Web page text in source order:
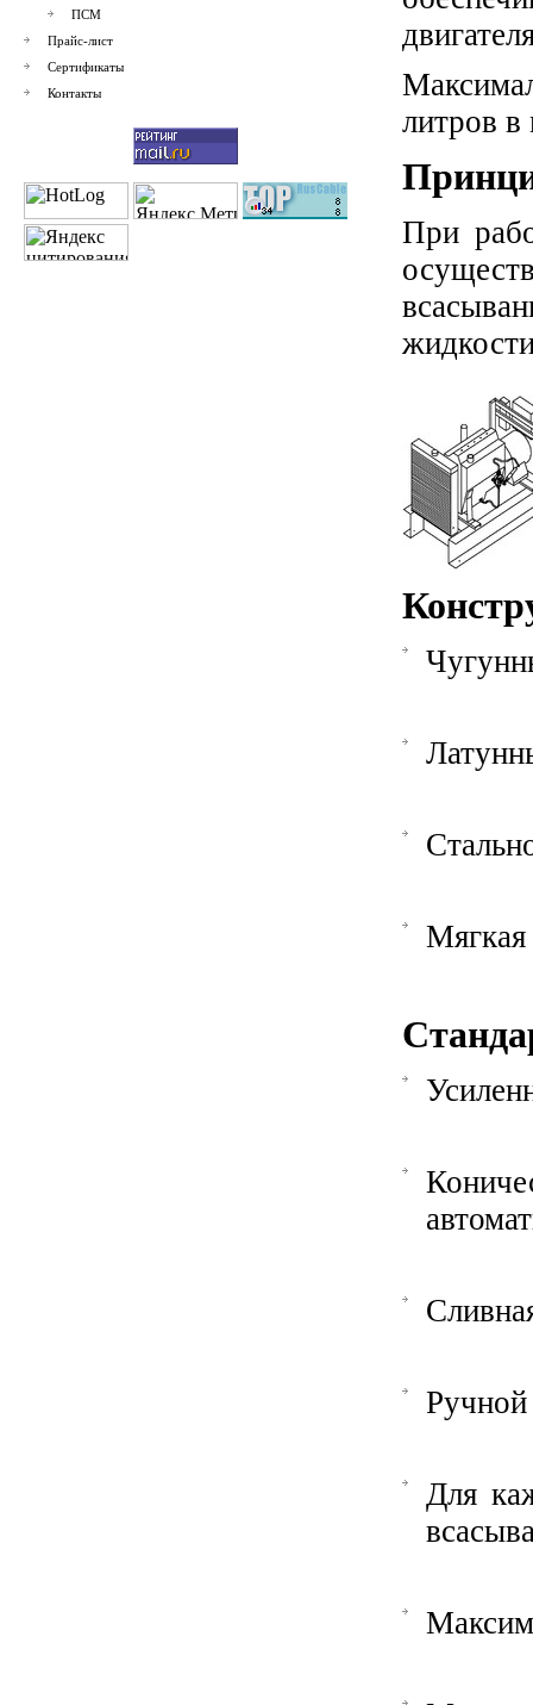
ПСМ
Прайс-лист
Сертификаты
Контакты
литров в
При
Мягкая
Ручной
Для